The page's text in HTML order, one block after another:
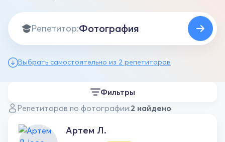
Репетитор:
Выбрать самостоятельно из 2 репетиторов
Репетиторов по фотографии:2 найдено
Фильтры
Артем Л.